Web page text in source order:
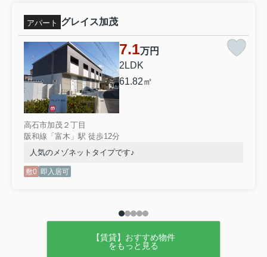
アパート グレイス加茂
7.1万円
2LDK
61.82㎡
高石市加茂２丁目
阪和線「富木」駅 徒歩12分
人気のメゾネットタイプです♪
敷0 即入居可
【賃貸】おすすめ物件
をもっと見る